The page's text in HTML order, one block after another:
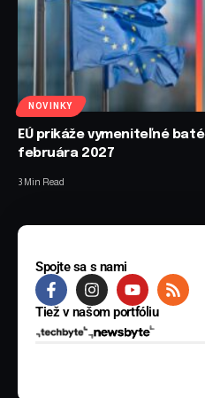
NOVINKY
EÚ prikáže vymeniteľné
februára 2027
3 Min Read
Spojte sa s nami
Tiež v našom portfóliu